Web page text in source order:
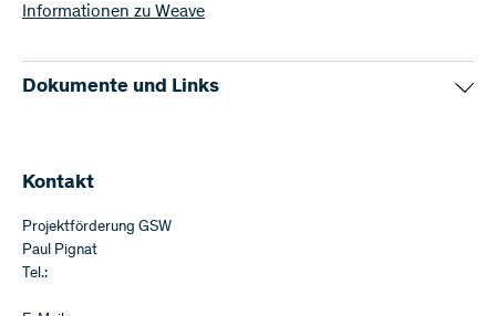
Informationen zu Weave
Dokumente und Links
Kontakt
Projektförderung GSW
Paul Pignat
Tel.: